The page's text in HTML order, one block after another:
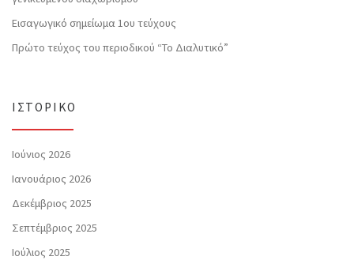
Εισαγωγικό σημείωμα 1ου τεύχους
Πρώτο τεύχος του περιοδικού “Το Διαλυτικό”
ΙΣΤΟΡΙΚΌ
Ιούνιος 2026
Ιανουάριος 2026
Δεκέμβριος 2025
Σεπτέμβριος 2025
Ιούλιος 2025